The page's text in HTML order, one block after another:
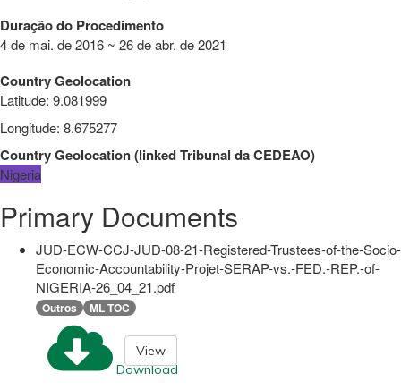
Duração do Procedimento
4 de mai. de 2016 ~ 26 de abr. de 2021
Country Geolocation
Latitude: 9.081999
Longitude: 8.675277
Country Geolocation(linkedTribunal da CEDEAO)
Nigeria
Primary Documents
JUD-ECW-CCJ-JUD-08-21-Registered-Trustees-of-the-Socio-
Economic-Accountability-Projet-SERAP-vs.-FED.-REP.-of-
NIGERIA-26_04_21.pdf
Outros ML TOC
Download
View